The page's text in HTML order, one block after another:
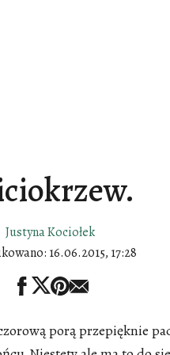
Justyna Kociołek
16.06.2015, 17:28
porą przepięknie